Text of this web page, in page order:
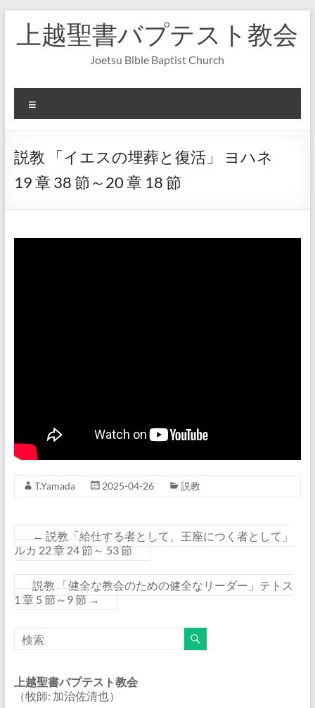
へ
上越聖書バプテスト教会
Joetsu Bible Baptist Church
ニ
ー
説教 「イエスの埋葬と復活」 ヨハネ
19 章 38 節～20 章 18 節
T.Yamada 2025-04-26 説教
← 説教「給仕する者として、王座につく者として」
ルカ 22 章 24 節～ 53 節
説教 「健全な教会のための健全なリーダー」テトス
1 章 5 節～9 節 →
上越聖書バプテスト教会
（牧師: 加治佐清也）